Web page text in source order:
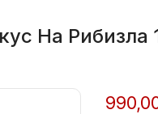
На Рибизла